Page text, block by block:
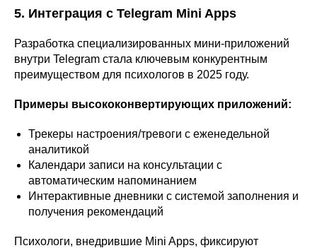
5. Интеграция с Telegram Mini Apps
Разработка специализированных мини-приложений
внутри Telegram стала ключевым конкурентным
преимуществом для психологов в 2025 году.
Примеры высококонвертирующих приложений:
Трекеры настроения/тревоги с еженедельной
аналитикой
Календари записи на консультации с
автоматическим напоминанием
Интерактивные дневники с системой заполнения и
получения рекомендаций
Психологи, внедрившие Mini Apps, фиксируют